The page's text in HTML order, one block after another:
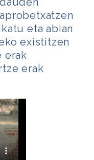
eta abian
existitzen
erak
erak